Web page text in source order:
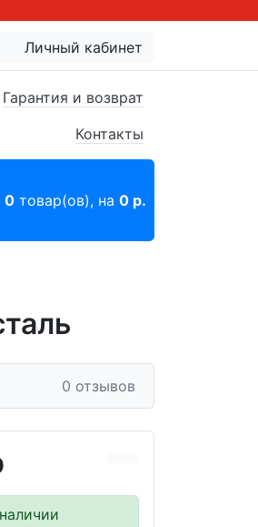
Личный кабинет
Гарантия и возврат
Контакты
0 товар(ов), на 0 р.
0 отзывов